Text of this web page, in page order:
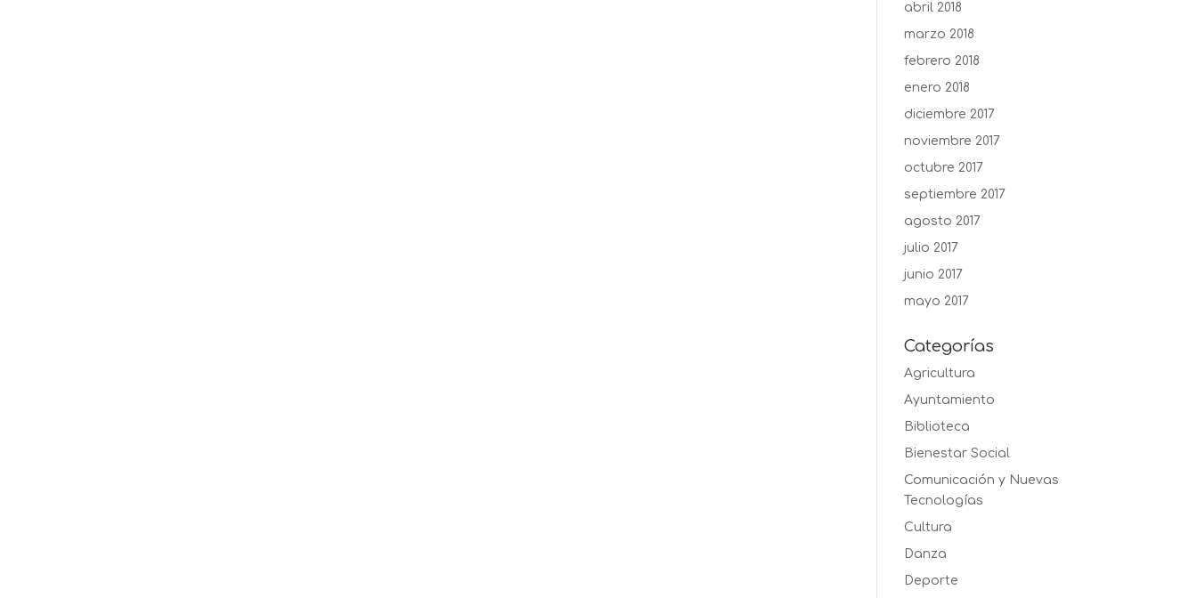
abril 2018
marzo 2018
febrero 2018
enero 2018
diciembre 2017
noviembre 2017
octubre 2017
septiembre 2017
agosto 2017
julio 2017
junio 2017
mayo 2017
Categorías
Agricultura
Ayuntamiento
Biblioteca
Bienestar Social
Comunicación y Nuevas
Tecnologías
Cultura
Danza
Deporte